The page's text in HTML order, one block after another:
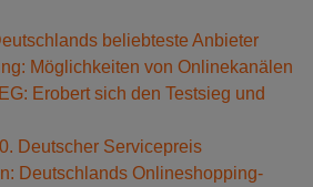
beliebteste Anbieter
Möglichkeiten von Onlinekanälen
Erobert sich den Testsieg und
Deutscher Servicepreis
Deutschlands Onlineshopping-